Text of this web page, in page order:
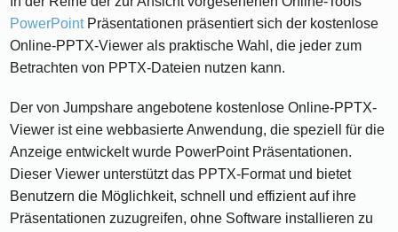
PowerPointPräsentationen präsentiert sich der kostenlose
Online-PPTX-Viewer als praktische Wahl, die jeder zum
Betrachten von PPTX-Dateien nutzen kann.
Der von Jumpshare angebotene kostenlose Online-PPTX-
Viewer ist eine webbasierte Anwendung, die speziell für die
Anzeige entwickelt wurde PowerPoint Präsentationen.
Dieser Viewer unterstützt das PPTX-Format und bietet
Benutzern die Möglichkeit, schnell und effizient auf ihre
Präsentationen zuzugreifen, ohne Software installieren zu